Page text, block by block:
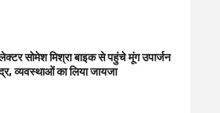
सोमेश मिश्रा बाइक से पहुंचे मूंग उपार्जन
व्यवस्थाओं का लिया जायजा